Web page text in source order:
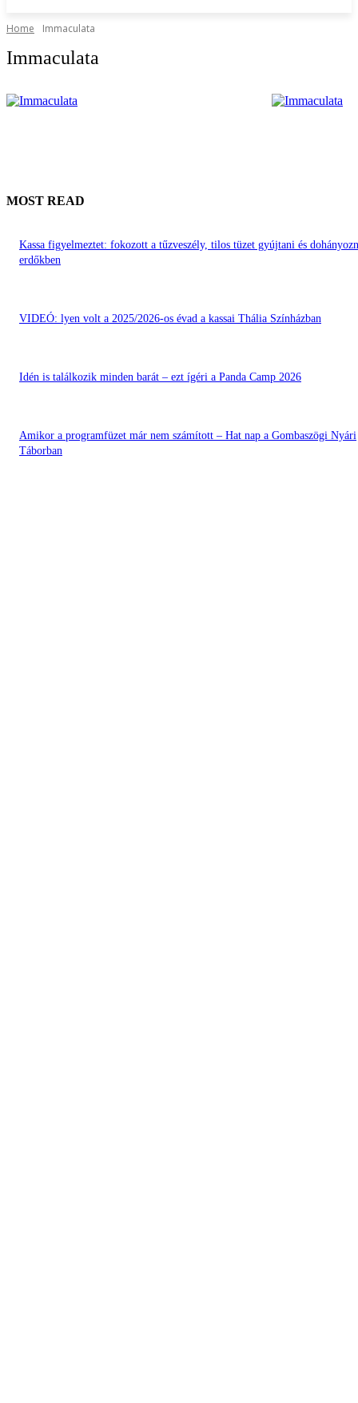
Home Immaculata
Immaculata
MOST READ
Kassa figyelmeztet: fokozott a tűzveszély, tilos tüzet gyújtani és
erdőkben
VIDEÓ: lyen volt a 2025/2026-os évad a kassai Thália Színházban
Idén is találkozik minden barát – ezt ígéri a Panda Camp 2026
Amikor a programfüzet már nem számított – Hat nap a Gombaszögi Nyári
Táborban